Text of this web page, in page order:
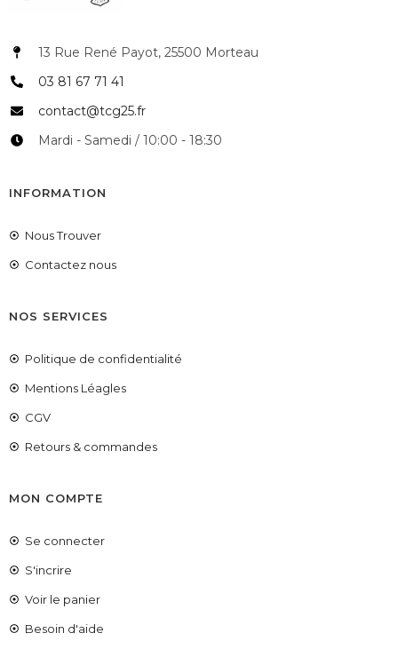
13 Rue René Payot, 25500 Morteau
03 81 67 71 41
contact@tcg25.fr
Mardi - Samedi / 10:00 - 18:30
INFORMATION
Nous Trouver
Contactez nous
NOS SERVICES
Politique de confidentialité
Mentions Léagles
CGV
Retours & commandes
MON COMPTE
Se connecter
S'incrire
Voir le panier
Besoin d'aide
COUPONX0294716373